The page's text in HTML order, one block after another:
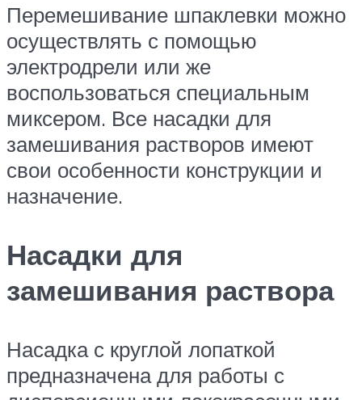
Перемешивание шпаклевки можно
осуществлять с помощью
электродрели или же
воспользоваться специальным
миксером. Все насадки для
замешивания растворов имеют
свои особенности конструкции и
назначение.
Насадки для
замешивания раствора
Насадка с круглой лопаткой
предназначена для работы с